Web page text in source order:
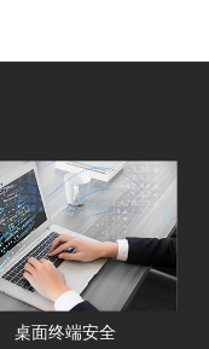
桌面终端安全